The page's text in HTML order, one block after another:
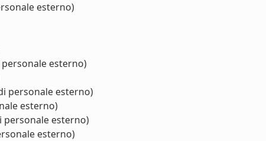
esterno)
esterno)
personale esterno)
esterno)
personale esterno)
esterno)